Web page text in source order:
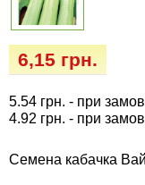
6,15 грн.
5.54 грн. - при
4.92 грн. - при
Семена кабачка
Семена перца
Удобрения
Удобрения
300 г
Опрыскиватели